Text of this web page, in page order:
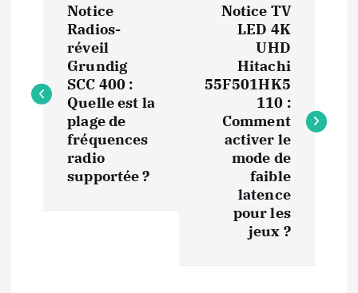
v
i
Notice
Radios-
réveil
Grundig
SCC 400 :
Quelle est la
plage de
fréquences
radio
supportée ?
Notice TV
LED 4K
UHD
Hitachi
55F501HK5
110 :
Comment
activer le
mode de
faible
latence
pour les
jeux ?